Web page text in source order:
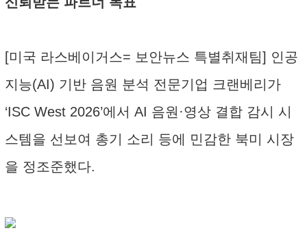
[미국 라스베이거스= 보안뉴스 특별취재팀] 인공
지능(AI) 기반 음원 분석 전문기업 크랜베리가
‘ISC West 2026’에서 AI 음원·영상 결합 감시 시
스템을 선보여 총기 소리 등에 민감한 북미 시장
을 정조준했다.